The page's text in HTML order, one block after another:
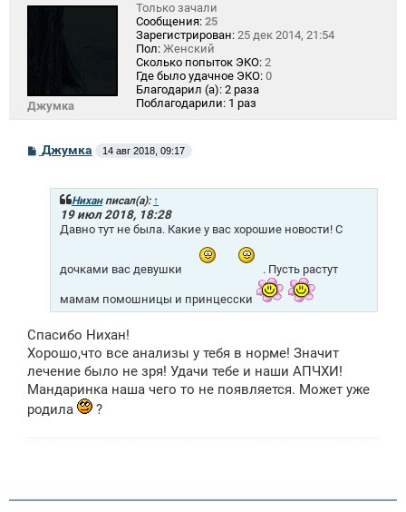
Джумка
Только зачали
Сообщения: 25
Зарегистрирован: 25 дек 2014, 21:54
Пол: Женский
Сколько попыток ЭКО: 2
Где было удачное ЭКО: 0
Благодарил (а): 2 раза
Поблагодарили: 1 раз
С
Джумка 14 авг 2018, 09:17
Ниханписал(а): ↑
19 июл 2018, 18:28
Давно тут не была. Какие у вас хорошие новости! С
дочками вас девушки . Пусть растут
мамам помошницы и принцесски
Спасибо Нихан!
Хорошо,что все анализы у тебя в норме! Значит
лечение было не зря! Удачи тебе и наши АПЧХИ!
Мандаринка наша чего то не появляется. Может уже
родила
?